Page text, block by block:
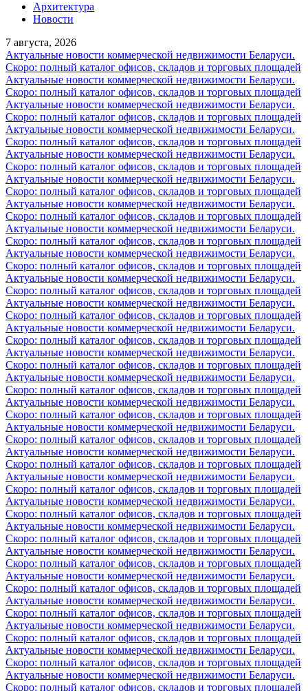
Архитектура
Новости
7 августа, 2026
Актуальные новости коммерческой недвижимости Беларуси.
Скоро: полный каталог офисов, складов и торговых площадей
Актуальные новости коммерческой недвижимости Беларуси.
Скоро: полный каталог офисов, складов и торговых площадей
Актуальные новости коммерческой недвижимости Беларуси.
Скоро: полный каталог офисов, складов и торговых площадей
Актуальные новости коммерческой недвижимости Беларуси.
Скоро: полный каталог офисов, складов и торговых площадей
Актуальные новости коммерческой недвижимости Беларуси.
Скоро: полный каталог офисов, складов и торговых площадей
Актуальные новости коммерческой недвижимости Беларуси.
Скоро: полный каталог офисов, складов и торговых площадей
Актуальные новости коммерческой недвижимости Беларуси.
Скоро: полный каталог офисов, складов и торговых площадей
Актуальные новости коммерческой недвижимости Беларуси.
Скоро: полный каталог офисов, складов и торговых площадей
Актуальные новости коммерческой недвижимости Беларуси.
Скоро: полный каталог офисов, складов и торговых площадей
Актуальные новости коммерческой недвижимости Беларуси.
Скоро: полный каталог офисов, складов и торговых площадей
Актуальные новости коммерческой недвижимости Беларуси.
Скоро: полный каталог офисов, складов и торговых площадей
Актуальные новости коммерческой недвижимости Беларуси.
Скоро: полный каталог офисов, складов и торговых площадей
Актуальные новости коммерческой недвижимости Беларуси.
Скоро: полный каталог офисов, складов и торговых площадей
Актуальные новости коммерческой недвижимости Беларуси.
Скоро: полный каталог офисов, складов и торговых площадей
Актуальные новости коммерческой недвижимости Беларуси.
Скоро: полный каталог офисов, складов и торговых площадей
Актуальные новости коммерческой недвижимости Беларуси.
Скоро: полный каталог офисов, складов и торговых площадей
Актуальные новости коммерческой недвижимости Беларуси.
Скоро: полный каталог офисов, складов и торговых площадей
Актуальные новости коммерческой недвижимости Беларуси.
Скоро: полный каталог офисов, складов и торговых площадей
Актуальные новости коммерческой недвижимости Беларуси.
Скоро: полный каталог офисов, складов и торговых площадей
Актуальные новости коммерческой недвижимости Беларуси.
Скоро: полный каталог офисов, складов и торговых площадей
Актуальные новости коммерческой недвижимости Беларуси.
Скоро: полный каталог офисов, складов и торговых площадей
Актуальные новости коммерческой недвижимости Беларуси.
Скоро: полный каталог офисов, складов и торговых площадей
Актуальные новости коммерческой недвижимости Беларуси.
Скоро: полный каталог офисов, складов и торговых площадей
Актуальные новости коммерческой недвижимости Беларуси.
Скоро: полный каталог офисов, складов и торговых площадей
Актуальные новости коммерческой недвижимости Беларуси.
Скоро: полный каталог офисов, складов и торговых площадей
Актуальные новости коммерческой недвижимости Беларуси.
Скоро: полный каталог офисов, складов и торговых площадей